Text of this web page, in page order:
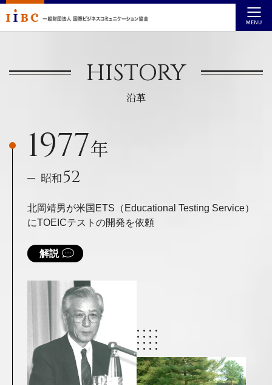
HISTORY
沿革
1977年
昭和52
北岡靖男が米国ETS（Educational Testing Service）
にTOEICテストの開発を依頼
解説